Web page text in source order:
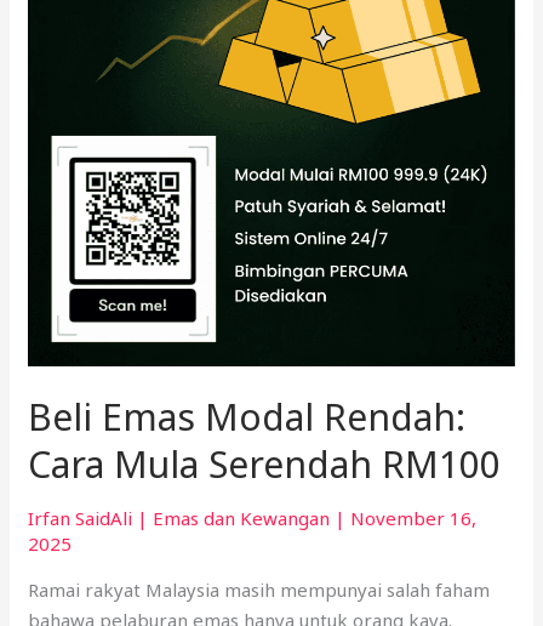
Beli Emas Modal Rendah:
Cara Mula Serendah RM100
Irfan SaidAli | Emas dan Kewangan | November 16,
2025
Ramai rakyat Malaysia masih mempunyai salah faham
bahawa pelaburan emas hanya untuk orang kaya.